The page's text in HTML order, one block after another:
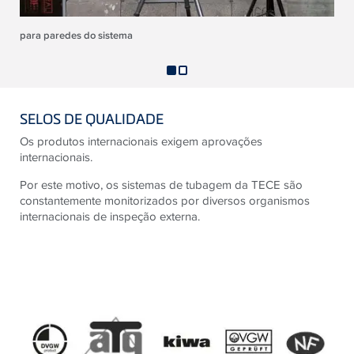
para paredes do sistema
SELOS DE QUALIDADE
Os produtos internacionais exigem aprovações
internacionais.
Por este motivo, os sistemas de tubagem da TECE são
constantemente monitorizados por diversos organismos
internacionais de inspeção externa.